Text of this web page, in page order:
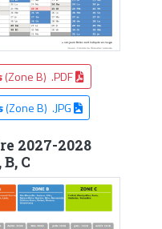
(Zone B) .PDF
(Zone B) .JPG
2027-2028
C